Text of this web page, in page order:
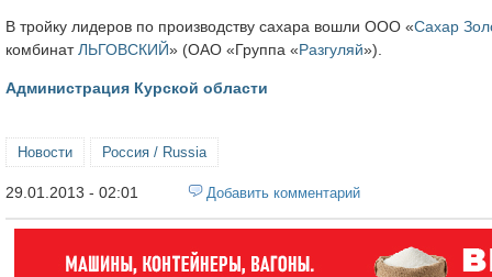
В тройку лидеров по производству сахара вошли ООО «Сахар
комбинат ЛЬГОВСКИЙ» (ОАО «Группа «Разгуляй»).
Администрация Курской области
Новости Россия / Russia
29.01.2013 - 02:01 Добавить комментарий